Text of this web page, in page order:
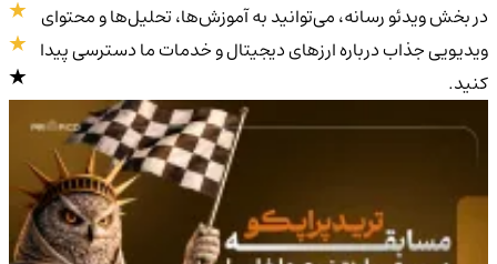
4.9/5
در بخش ویدئو رسانه، می‌توانید به آموزش‌ها، تحلیل‌ها و محتوای
ویدیویی جذاب درباره ارزهای دیجیتال و خدمات ما دسترسی پیدا
کنید.